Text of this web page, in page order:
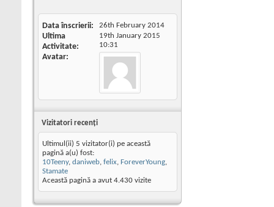
Data înscrierii 26th February 2014
Ultima
Activitate
19th January 2015
10:31
Avatar
Vizitatori recenţi
Ultimul(ii) 5 vizitator(i) pe această
pagină a(u) fost:
10Teeny, daniweb, felix, ForeverYoung,
Stamate
Această pagină a avut 4.430 vizite